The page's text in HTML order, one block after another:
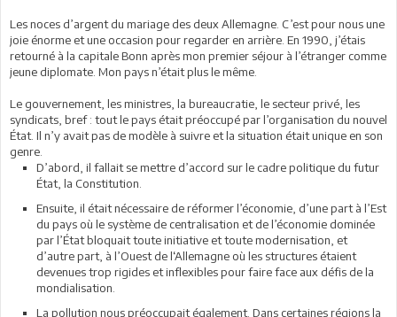
Les noces d’argent du mariage des deux Allemagne. C’est pour nous une
joie énorme et une occasion pour regarder en arrière. En 1990, j’étais
retourné à la capitale Bonn après mon premier séjour à l’étranger comme
jeune diplomate. Mon pays n’était plus le même.
Le gouvernement, les ministres, la bureaucratie, le secteur privé, les
syndicats, bref : tout le pays était préoccupé par l’organisation du nouvel
État. Il n’y avait pas de modèle à suivre et la situation était unique en son
genre.
D’abord, il fallait se mettre d’accord sur le cadre politique du futur
État, la Constitution.
Ensuite, il était nécessaire de réformer l’économie, d’une part à l’Est
du pays où le système de centralisation et de l’économie dominée
par l’État bloquait toute initiative et toute modernisation, et
d’autre part, à l’Ouest de l‘Allemagne où les structures étaient
devenues trop rigides et inflexibles pour faire face aux défis de la
mondialisation.
La pollution nous préoccupait également. Dans certaines régions la